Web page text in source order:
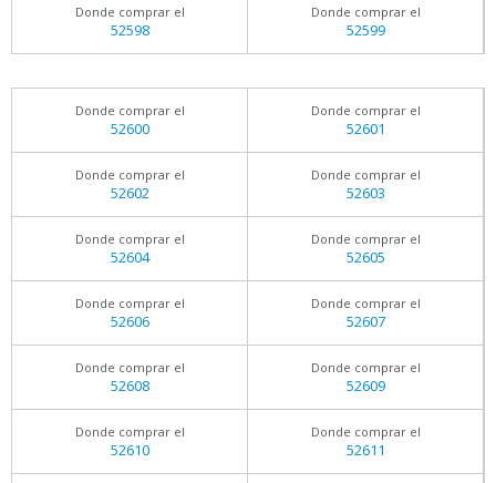
Donde comprar el
52598
Donde comprar el
52599
Donde comprar el
52600
Donde comprar el
52601
Donde comprar el
52602
Donde comprar el
52603
Donde comprar el
52604
Donde comprar el
52605
Donde comprar el
52606
Donde comprar el
52607
Donde comprar el
52608
Donde comprar el
52609
Donde comprar el
52610
Donde comprar el
52611